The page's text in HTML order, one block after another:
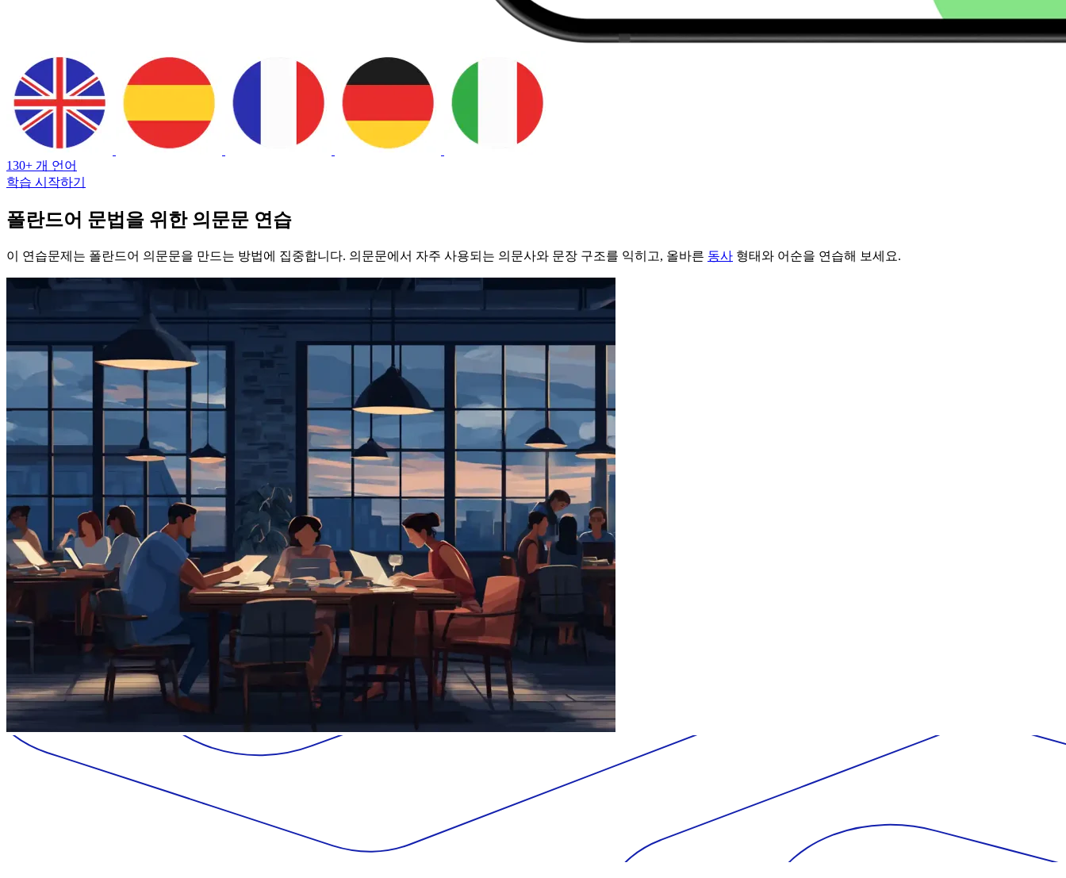
130+ 개 언어
학습 시작하기
폴란드어 문법을 위한 의문문 연습
이 연습문제는 폴란드어 의문문을 만드는 방법에 집중합니다. 의문문에서 자주 사용되는 의문사와 문장 구조를 익히고, 올바른 동사 형태와 어순을 연습해 보세요.